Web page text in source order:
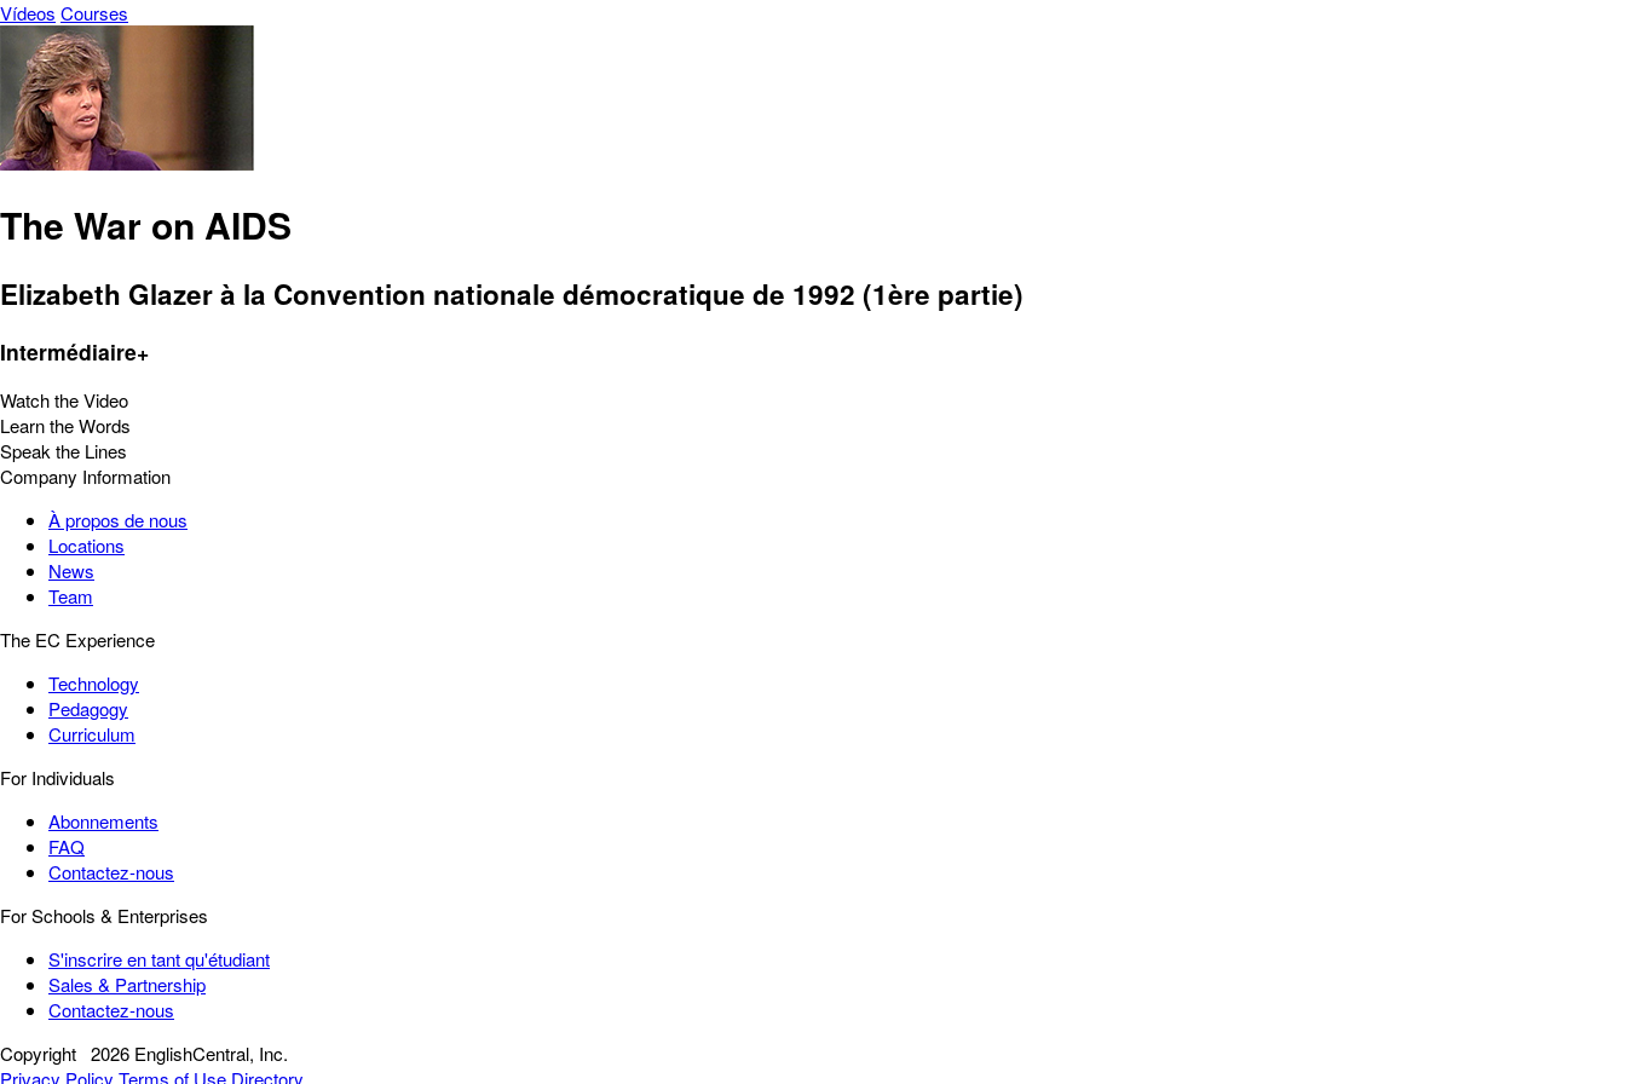
Vídeos Courses
The War on AIDS
Elizabeth Glazer à la Convention nationale démocratique de 1992 (1ère partie)
Intermédiaire+
Watch the Video
Learn the Words
Speak the Lines
Company Information
À propos de nous
Locations
News
Team
The EC Experience
Technology
Pedagogy
Curriculum
For Individuals
Abonnements
FAQ
Contactez-nous
For Schools & Enterprises
S'inscrire en tant qu'étudiant
Sales & Partnership
Contactez-nous
Copyright 2026 EnglishCentral, Inc.